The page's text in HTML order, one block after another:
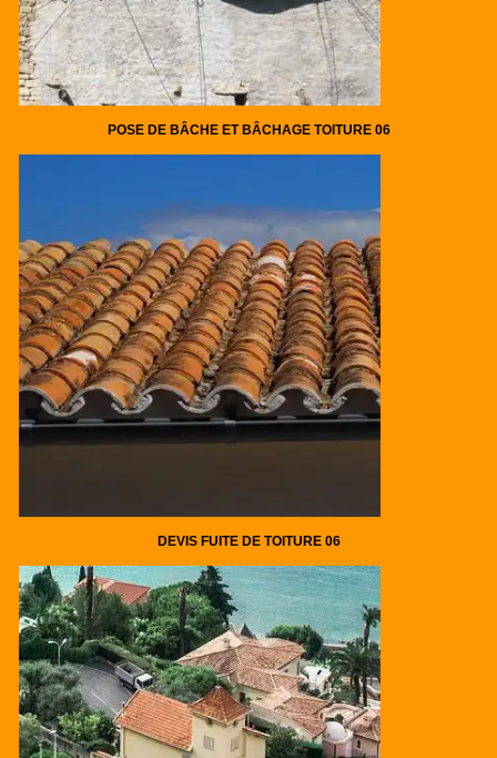
POSE DE BÂCHE ET BÂCHAGE TOITURE 06
DEVIS FUITE DE TOITURE 06